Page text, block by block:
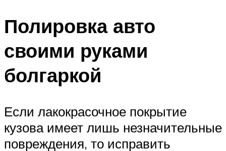
Полировка авто
своими руками
болгаркой
Если лакокрасочное покрытие
кузова имеет лишь незначительные
повреждения, то исправить